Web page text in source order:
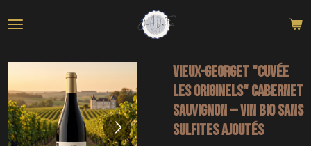
au
VIEUX-GEORGET "Cuvée
Les Originels" Cabernet
Sauvignon — Vin bio sans
sulfites ajoutés